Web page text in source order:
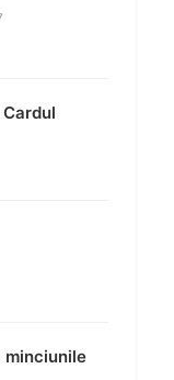
minciunile